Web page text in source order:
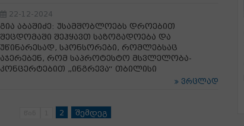
22-12-2024
გია აბაშიძე: უსამშობლოებს დროებით
შეცდომაში შეჰყავთ საზოგადოება და
უწინარესად, სპონსორები, რომლებსაც
აჯერებენ, რომ საპროტესტო მსვლელობა-
კონცერტებით „ინგრევა“ თბილისი
ვრცლად
2 შემდეგ